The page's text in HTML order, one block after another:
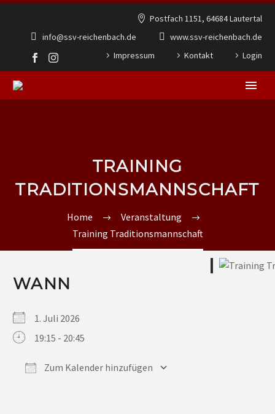
Postfach 1151, 64684 Lautertal
info@ssv-reichenbach.de
www.ssv-reichenbach.de
Impressum
Kontakt Login
TRAINING
TRADITIONSMANNSCHAFT
Home
Veranstaltung
Training Traditionsmannschaft
WANN
1. Juli 2026
19:15 - 20:45
Zum Kalender hinzufügen